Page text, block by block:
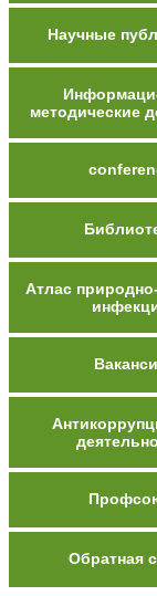
Научные
методические
Атлас
Обратная